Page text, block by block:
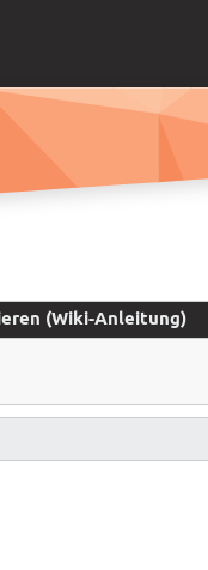
(Wiki-Anleitung)